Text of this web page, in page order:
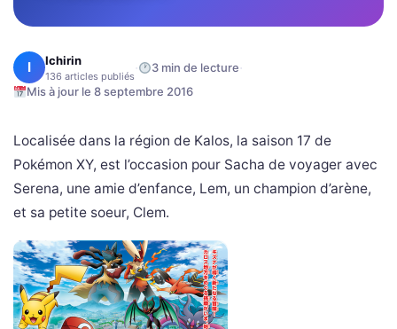
I Ichirin
136 articles publiés · 3 min de lecture·
Mis à jour le 8 septembre 2016
Localisée dans la région de Kalos, la saison 17 de
Pokémon XY, est l’occasion pour Sacha de voyager avec
Serena, une amie d’enfance, Lem, un champion d’arène,
et sa petite soeur, Clem.